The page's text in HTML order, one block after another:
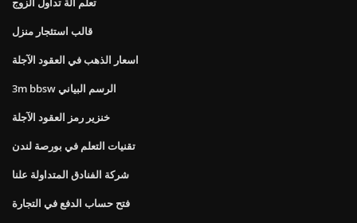
قالب استئجار منزل
اسعار الذهب في العقود الآجلة
3m bbsw الرسم البياني
خنزير رمز العقود الآجلة
تقنيات التعلم في بورصة لندن
شركة الفنادق المتداولة علنا
فتح حساب الدفع في التجارة